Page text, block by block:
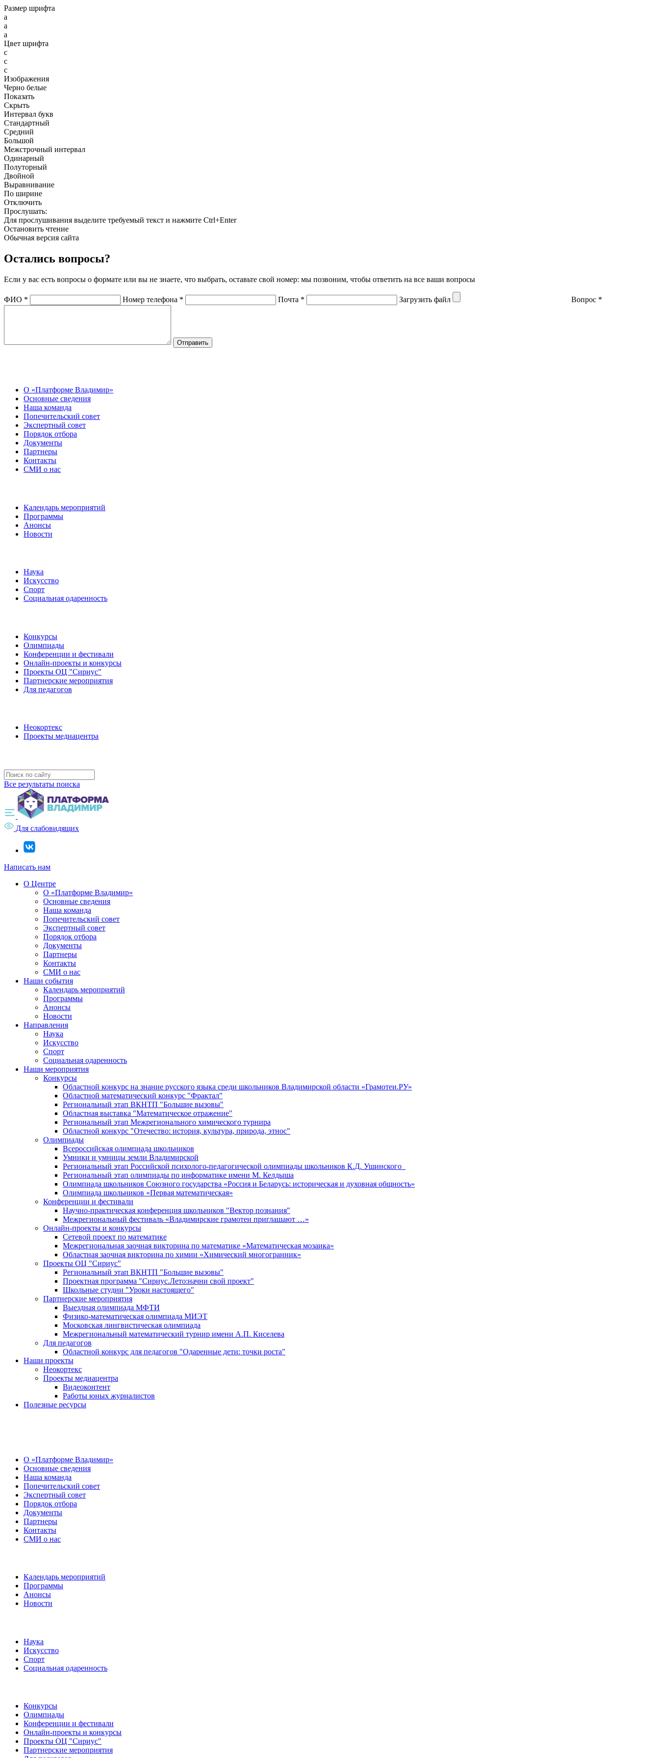
Размер шрифта
a
a
a
Цвет шрифта
c
c
c
Изображения
Черно белые
Показать
Скрыть
Интервал букв
Стандартный
Средний
Большой
Межстрочный интервал
Одинарный
Полуторный
Двойной
Выравнивание
По ширине
Отключить
Прослушать:
Для прослушивания выделите требуемый текст и нажмите Ctrl+Enter
Остановить чтение
Обычная версия сайта
Остались вопросы?
Если у вас есть вопросы о формате или вы не знаете, что выбрать, оставьте свой номер: мы позвоним, чтобы ответить на все ваши вопросы
ФИО * Номер телефона * Почта * Загрузить файл Вопрос *
О «Платформе Владимир»
Основные сведения
Наша команда
Попечительский совет
Экспертный совет
Порядок отбора
Документы
Партнеры
Контакты
СМИ о нас
Календарь мероприятий
Программы
Анонсы
Новости
Наука
Искусство
Спорт
Социальная одаренность
Конкурсы
Олимпиады
Конференции и фестивали
Онлайн-проекты и конкурсы
Проекты ОЦ "Сириус"
Партнерские мероприятия
Для педагогов
Неокортекс
Проекты медиацентра
Все результаты поиска
Для слабовидящих
Написать нам
О Центре
О «Платформе Владимир»
Основные сведения
Наша команда
Попечительский совет
Экспертный совет
Порядок отбора
Документы
Партнеры
Контакты
СМИ о нас
Наши события
Календарь мероприятий
Программы
Анонсы
Новости
Направления
Наука
Искусство
Спорт
Социальная одаренность
Наши мероприятия
Конкурсы
Областной конкурс на знание русского языка среди школьников Владимирской области «Грамотеи.РУ»
Областной математический конкурс "Фрактал"
Региональный этап ВКНТП "Большие вызовы"
Областная выставка "Математическое отражение"
Региональный этап Межрегионального химического турнира
Областной конкурс "Отечество: история, культура, природа, этнос"
Олимпиады
Всероссийская олимпиада школьников
Умники и умницы земли Владимирской
Региональный этап Российской психолого-педагогической олимпиады школьников К.Д. Ушинского
Региональный этап олимпиады по информатике имени М. Келдыша
Олимпиада школьников Союзного государства «Россия и Беларусь: историческая и духовная общность»
Олимпиада школьников «Первая математическая»
Конференции и фестивали
Научно-практическая конференция школьников "Вектор познания"
Межрегиональный фестиваль «Владимирские грамотеи приглашают …»
Онлайн-проекты и конкурсы
Сетевой проект по математике
Межрегиональная заочная викторина по математике «Математическая мозаика»
Областная заочная викторина по химии «Химический многогранник»
Проекты ОЦ "Сириус"
Региональный этап ВКНТП "Большие вызовы"
Проектная программа "Сириус.Лето:начни свой проект"
Школьные студии "Уроки настоящего"
Партнерские мероприятия
Выездная олимпиада МФТИ
Физико-математическая олимпиада МИЭТ
Московская лингвистическая олимпиада
Межрегиональный математический турнир имени А.П. Киселева
Для педагогов
Областной конкурс для педагогов "Одаренные дети: точки роста"
Наши проекты
Неокортекс
Проекты медиацентра
Видеоконтент
Работы юных журналистов
Полезные ресурсы
О «Платформе Владимир»
Основные сведения
Наша команда
Попечительский совет
Экспертный совет
Порядок отбора
Документы
Партнеры
Контакты
СМИ о нас
Календарь мероприятий
Программы
Анонсы
Новости
Наука
Искусство
Спорт
Социальная одаренность
Конкурсы
Олимпиады
Конференции и фестивали
Онлайн-проекты и конкурсы
Проекты ОЦ "Сириус"
Партнерские мероприятия